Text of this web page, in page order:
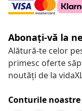
Abonați-vă la
Alătură-te celor
primesc oferte
noutăți de la
Conturile